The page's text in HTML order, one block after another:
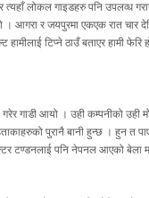
त्यहाँ लोकल गाइडहरु पनि उपलव्ध
आगरा र जयपुरमा एकएक रात चार
हामीलाई टिप्ने ठाउँ बताएर हामी फेरि
गाडी आयो । उही कम्पनीको उही
पुरानै बानी हुन्छ । हुन त
टण्डनलाई पनि नेपनल आएको बेला